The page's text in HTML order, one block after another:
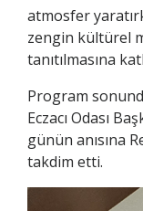
atmosfer
zengin kültürel
tanıtılmasına
Program
Eczacı Odası
günün anısına
takdim etti.